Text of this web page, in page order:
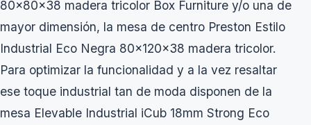
80x80x38 madera tricolor Box Furniture y/o una de
mayor dimensión, la mesa de centro Preston Estilo
Industrial Eco Negra 80x120x38 madera tricolor.
Para optimizar la funcionalidad y a la vez resaltar
ese toque industrial tan de moda disponen de la
mesa Elevable Industrial iCub 18mm Strong Eco